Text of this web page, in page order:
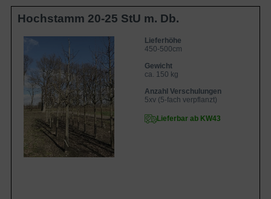
Hochstamm 20-25 StU m. Db.
Lieferhöhe
450-500cm
Gewicht
ca. 150 kg
Anzahl Verschulungen
5xv (5-fach verpflanzt)
Lieferbar ab KW43